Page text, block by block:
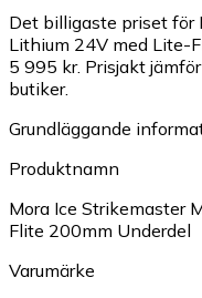
Det billigaste priset för
Lithium 24V med Lite-
5 995 kr. Prisjakt
butiker.
Grundläggande
Produktnamn
Mora Ice Strikemaster
Flite 200mm Underdel
Varumärke